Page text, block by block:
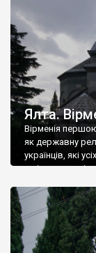
Ялта.
Вірменія
як державну
українців, які
є відданими